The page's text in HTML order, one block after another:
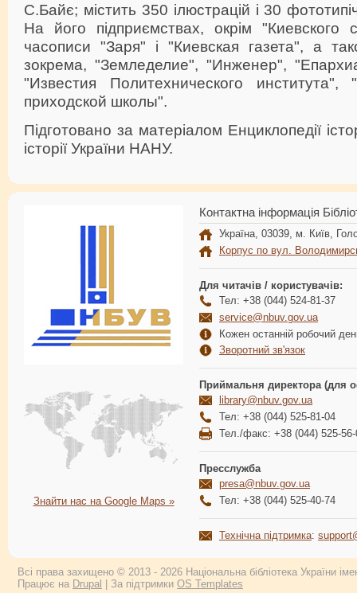
С.Байє; містить 350 ілюстрацій і 30
На його підприємствах, окрім "Киевского
часописи "Заря" і "Киевская газета", а
зокрема, "Земледелие", "Инженер",
"Известия Политехнического
приходской школы".
Підготовано за матеріалом Енциклопедії
історії України НАНУ.
Знайти нас на Google Maps »
Контактна інформація
Україна, 03039, м. Київ,
Корпус по вул.
Для читачів / користувачів:
Тел: +38 (044) 524-81-37
service@nbuv.gov.ua
Кожен останній робочий
Зворотний зв'язок
Приймальня директора (для
library@nbuv.gov.ua
Тел: +38 (044) 525-81-04
Тел./факс: +38 (044) 525-56-
Пресслужба
presa@nbuv.gov.ua
Тел: +38 (044) 525-40-74
Технічна підтримка:
Всі права захищено © 2013 - 2026 Національна бібліотека України
Працює на Drupal | За підтримки OS Templates